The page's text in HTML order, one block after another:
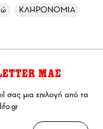
ΚΛΗΡΟΝΟΜΙΑ
ΜΑΣ
σας μια επιλογή από τα